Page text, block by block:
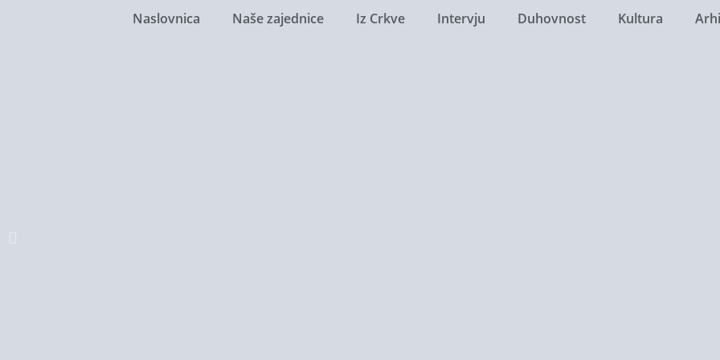
Naslovnica Naše zajednice Iz Crkve Intervju Duhovnost Kultura